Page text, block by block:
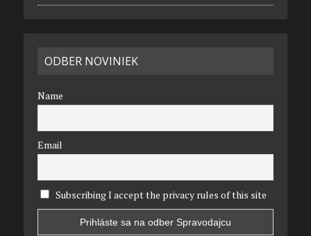
ODBER NOVINIEK
Name
Email
Subscribing I accept the privacy rules of this site